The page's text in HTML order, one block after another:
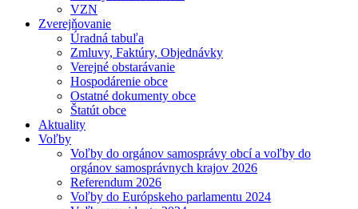
VZN
Zverejňovanie
Úradná tabuľa
Zmluvy, Faktúry, Objednávky
Verejné obstarávanie
Hospodárenie obce
Ostatné dokumenty obce
Štatút obce
Aktuality
Voľby
Voľby do orgánov samosprávy obcí a voľby do
orgánov samosprávnych krajov 2026
Referendum 2026
Voľby do Európskeho parlamentu 2024